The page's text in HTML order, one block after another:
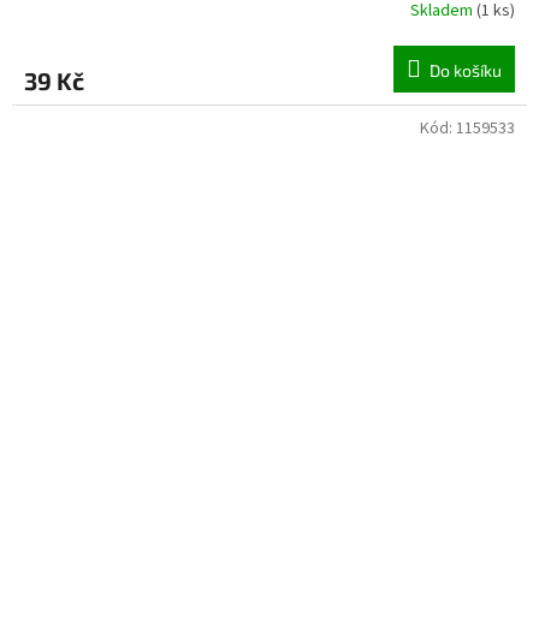
Skladem (1 ks)
39 Kč Do košíku
Kód: 1159533